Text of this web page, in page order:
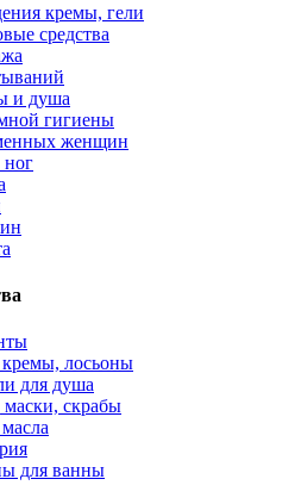
кремы, гели
средства
и душа
гигиены
женщин
ног
лосьоны
для душа
скрабы
для ванны